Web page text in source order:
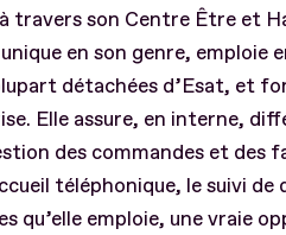
travers son Centre Être et
unique en son genre,
détachées d’Esat, et
Elle assure, en interne,
des commandes et
téléphonique, le suivi
qu’elle emploie, une vraie